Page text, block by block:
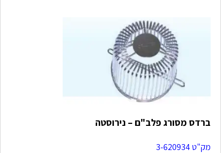
ברדס מסורג פלב"ם – נירוסטה
מק"ט 3-620934